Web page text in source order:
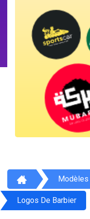
Logos De Barbier